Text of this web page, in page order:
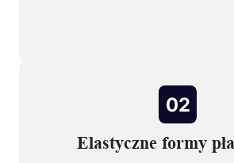
02
Elastyczne formy